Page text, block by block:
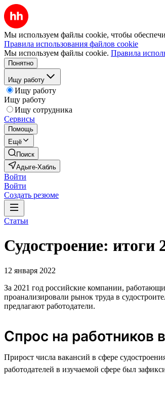
Мы используем файлы cookie, чтобы
Правила использования файлов cookie
Мы используем файлы cookie. Правила
Понятно
Ищу работу
Ищу работу
Ищу работу
Ищу сотрудника
Сервисы
Помощь
Ещё
Поиск
Адыге-Хабль
Войти
Войти
Создать резюме
Статьи
Судостроение: итоги
12 января 2022
За 2021 год российские компании,
проанализировали рынок труда в
предлагают работодатели.
Спрос на работников
Прирост числа вакансий в сфере
работодателей в изучаемой сфере был